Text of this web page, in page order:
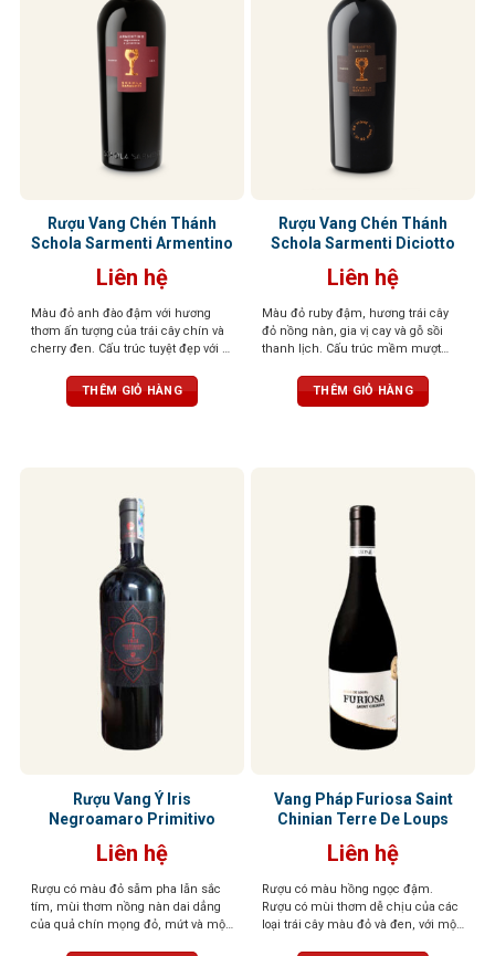
Rượu Vang Chén Thánh
Schola Sarmenti Armentino
Liên hệ
Màu đỏ anh đào đậm với hương
thơm ấn tượng của trái cây chín và
cherry đen. Cấu trúc tuyệt đẹp với vị
trưởng thành và dẻo dai
THÊM GIỎ HÀNG
Rượu Vang Chén Thánh
Schola Sarmenti Diciotto
Liên hệ
Màu đỏ ruby đậm, hương trái cây
đỏ nồng nàn, gia vị cay và gỗ sồi
thanh lịch. Cấu trúc mềm mượt
vị kéo dài THÊM GIỎ HÀNG
Rượu Vang Ý Iris
Negroamaro Primitivo
Liên hệ
Rượu có màu đỏ sẫm pha lẫn sắc
tím, mùi thơm nồng nàn dai dẳng
của quả chín mọng đỏ, mứt và một
Vang Pháp Furiosa Saint
Chinian Terre De Loups
Liên hệ
Rượu có màu hồng ngọc đậm.
Rượu có mùi thơm dễ chịu của các
loại trái cây màu đỏ và đen, với một